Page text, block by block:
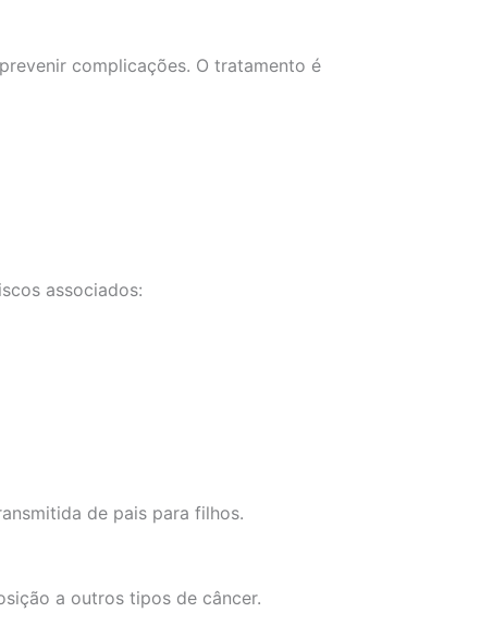
complicações. O tratamento é
associados:
de pais para filhos.
a outros tipos de câncer.